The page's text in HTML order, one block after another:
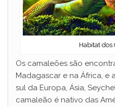
Habitat dos
Os camaleões são
Madagascar e na África, e
sul da Europa, Ásia,
camaleão é nativo das